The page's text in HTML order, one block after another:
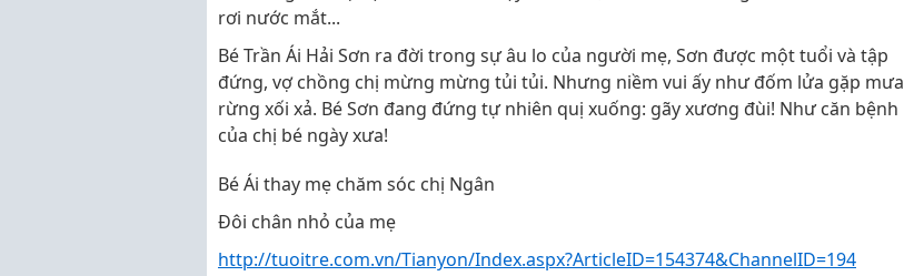
rơi nước mắt...
Bé Trần Ái Hải Sơn ra đời trong sự âu lo của người mẹ, Sơn được một tuổi và tập
đứng, vợ chồng chị mừng mừng tủi tủi. Nhưng niềm vui ấy như đốm lửa gặp mưa
rừng xối xả. Bé Sơn đang đứng tự nhiên quị xuống: gãy xương đùi! Như căn bệnh
của chị bé ngày xưa!
Bé Ái thay mẹ chăm sóc chị Ngân
Đôi chân nhỏ của mẹ
http://tuoitre.com.vn/Tianyon/Index.aspx?ArticleID=154374&ChannelID=194